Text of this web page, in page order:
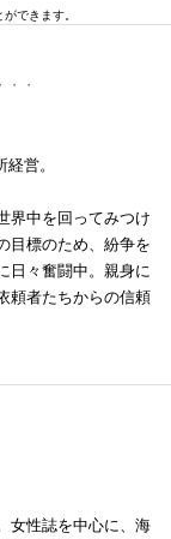
できます。
・
営。
界中を回ってみつけ
目標のため、紛争を
日々奮闘中。親身に
頼者たちからの信頼
女性誌を中心に、海